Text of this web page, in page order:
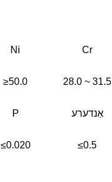
Ni Cr
≥50.0 28.0 ~ 31.5
P אַנדערע
≤0.020 ≤0.5